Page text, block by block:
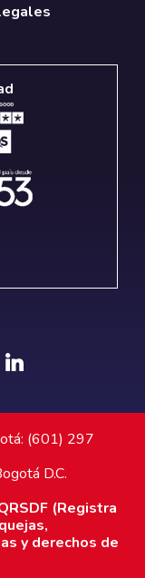
(601) 297
D.C.
(Registra
y derechos de